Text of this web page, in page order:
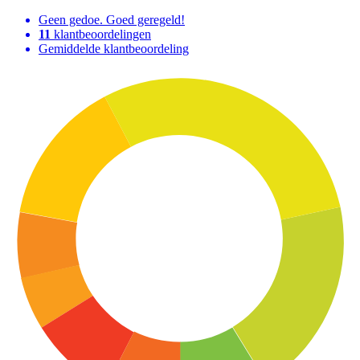
Geen gedoe. Goed geregeld!
11 klantbeoordelingen
Gemiddelde klantbeoordeling